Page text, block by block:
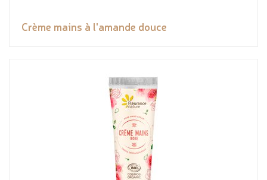
Crème mains à l'amande douce